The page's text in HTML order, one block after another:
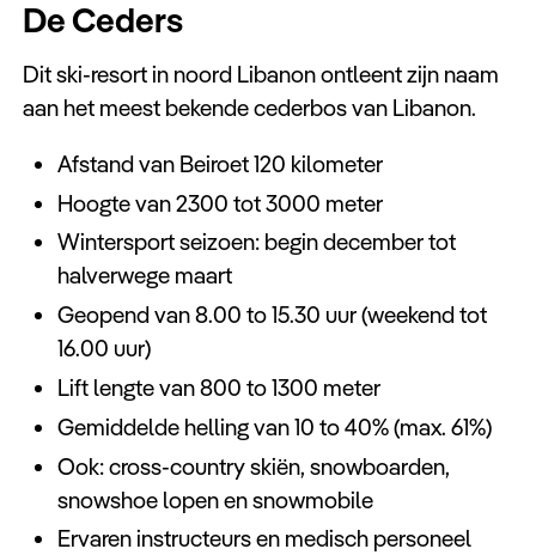
De Ceders
Dit ski-resort in noord Libanon ontleent zijn naam
aan het meest bekende cederbos van Libanon.
Afstand van Beiroet 120 kilometer
Hoogte van 2300 tot 3000 meter
Wintersport seizoen: begin december tot
halverwege maart
Geopend van 8.00 to 15.30 uur (weekend tot
16.00 uur)
Lift lengte van 800 to 1300 meter
Gemiddelde helling van 10 to 40% (max. 61%)
Ook: cross-country skiën, snowboarden,
snowshoe lopen en snowmobile
Ervaren instructeurs en medisch personeel